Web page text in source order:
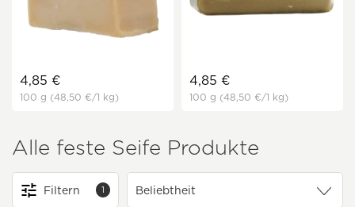
4,85 €
100 g (48,50 €/1 kg)
4,85 €
100 g (48,50 €/1 kg)
Alle feste Seife Produkte
Filtern 1